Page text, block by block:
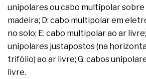
unipolares ou cabo multipolar sobre
madeira; D: cabo multipolar em
no solo; E: cabo multipolar ao ar
unipolares justapostos (na
trifólio) ao ar livre; G: cabos
livre.